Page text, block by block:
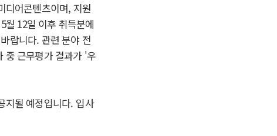
디어콘텐츠이며, 지원
월 12일 이후 취득분에
랍니다. 관련 분야 전
중 근무평가 결과가 '우
지될 예정입니다. 입사